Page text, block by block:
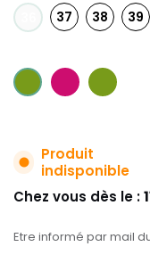
37 38 39
Produit
indisponible
Chez vous dès le :
Etre informé par mail